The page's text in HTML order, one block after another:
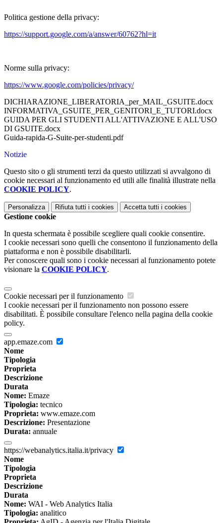
Politica gestione della privacy:
https://support.google.com/a/answer/60762?hl=it
Norme sulla privacy:
https://www.google.com/policies/privacy/
DICHIARAZIONE_LIBERATORIA_per_MAIL_GSUITE.docx
INFORMATIVA_GSUITE_PER_GENITORI_E_TUTORI.docx
GUIDA PER GLI STUDENTI ALL'ATTIVAZIONE E ALL'USO
DI GSUITE.docx
Guida-rapida-G-Suite-per-studenti.pdf
Notizie
Questo sito o gli strumenti terzi da questo utilizzati si avvalgono di
cookie necessari al funzionamento ed utili alle finalità illustrate nella
COOKIE POLICY.
Personalizza Rifiuta tutti i cookies Accetta tutti i cookies
Gestione cookie
In questa schermata è possibile scegliere quali cookie consentire.
I cookie necessari sono quelli che consentono il funzionamento della
piattaforma e non è possibile disabilitarli.
Per conoscere quali sono i cookie necessari al funzionamento potete
visionare la COOKIE POLICY.
Cookie necessari per il funzionamento
I cookie necessari per il funzionamento non possono essere
disabilitati. È possibile consultare l'elenco nella pagina della cookie
policy.
app.emaze.com
Nome
Tipologia
Proprieta
Descrizione
Durata
Nome: Emaze
Tipologia: tecnico
Proprieta: www.emaze.com
Descrizione: Presentazione
Durata: annuale
https://webanalytics.italia.it/privacy
Nome
Tipologia
Proprieta
Descrizione
Durata
Nome: WAI - Web Analytics Italia
Tipologia: analitico